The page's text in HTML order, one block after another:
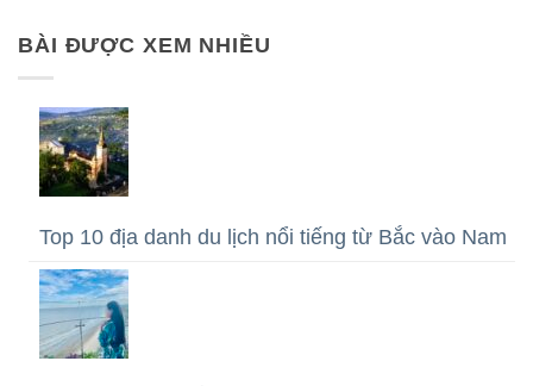
BÀI ĐƯỢC XEM NHIỀU
Top 10 địa danh du lịch nổi tiếng từ Bắc vào Nam